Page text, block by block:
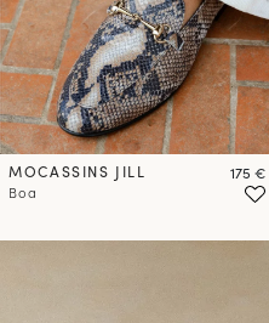
MOCASSINS JILL
Boa
Prix
175 €